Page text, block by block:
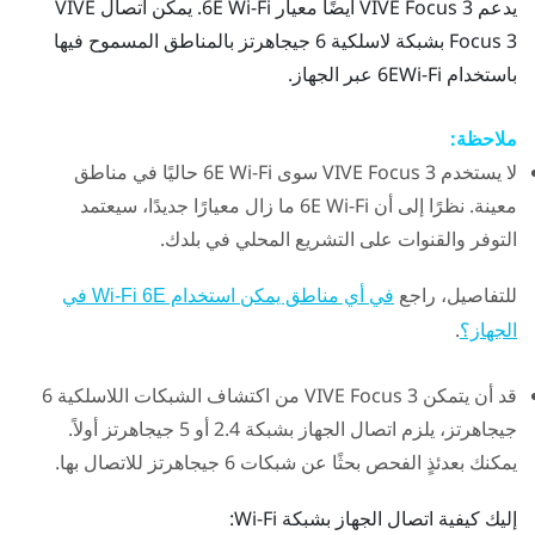
يدعم VIVE Focus 3 أيضًا معيار 6E Wi-Fi . يمكن اتصال VIVE
Focus 3
بشبكة لاسلكية 6 جيجاهرتز بالمناطق المسموح فيها
باستخدام 6E Wi-Fi عبر الجهاز.
ملاحظة:
لا يستخدم VIVE Focus 3 سوى 6E Wi-Fi
حاليًا في مناطق
معينة. نظرًا إلى أن 6E Wi-Fi
ما زال معيارًا جديدًا، سيعتمد
التوفر والقنوات على التشريع المحلي في بلدك.
للتفاصيل، راجع
في أي مناطق يمكن استخدام Wi-Fi 6E في
الجهاز؟.
قد أن يتمكن VIVE Focus 3
من اكتشاف الشبكات اللاسلكية 6
جيجاهرتز، يلزم اتصال الجهاز بشبكة 2.4 أو 5 جيجاهرتز أولاً.
يمكنك بعدئذٍ الفحص بحثًا عن شبكات 6 جيجاهرتز للاتصال بها.
إليك كيفية اتصال الجهاز بشبكة Wi-Fi
: